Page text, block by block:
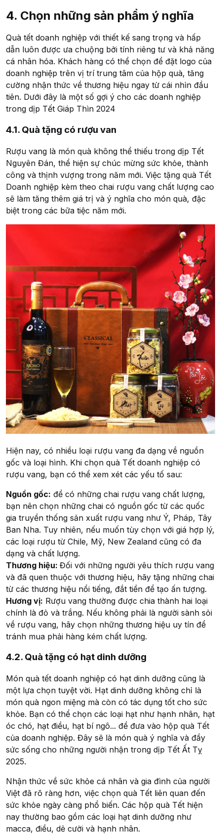
4. Chọn những sản phẩm ý nghĩa
Quà tết doanh nghiệp với thiết kế sang trọng và hấp
dẫn luôn được ưa chuộng bởi tính riêng tư và khả năng
cá nhân hóa. Khách hàng có thể chọn để đặt logo của
doanh nghiệp trên vị trí trung tâm của hộp quà, tăng
cường nhận thức về thương hiệu ngay từ cái nhìn đầu
tiên. Dưới đây là một số gợi ý cho các doanh nghiệp
trong dịp Tết Giáp Thìn 2024
4.1. Quà tặng có rượu van
Rượu vang là món quà không thể thiếu trong dịp Tết
Nguyên Đán, thể hiện sự chúc mừng sức khỏe, thành
công và thịnh vượng trong năm mới. Việc tặng quà Tết
Doanh nghiệp kèm theo chai rượu vang chất lượng cao
sẽ làm tăng thêm giá trị và ý nghĩa cho món quà, đặc
biệt trong các bữa tiệc năm mới.
Hiện nay, có nhiều loại rượu vang đa dạng về nguồn
gốc và loại hình. Khi chọn quà Tết doanh nghiệp có
rượu vang, bạn có thể xem xét các yếu tố sau:
Nguồn gốc: để có những chai rượu vang chất lượng,
bạn nên chọn những chai có nguồn gốc từ các quốc
gia truyền thống sản xuất rượu vang như Ý, Pháp, Tây
Ban Nha. Tuy nhiên, nếu muốn tùy chọn với giá hợp lý,
các loại rượu từ Chile, Mỹ, New Zealand cũng có đa
dạng và chất lượng.
Thương hiệu: Đối với những người yêu thích rượu vang
và đã quen thuộc với thương hiệu, hãy tặng những chai
từ các thương hiệu nổi tiếng, đắt tiền để tạo ấn tượng.
Hương vị: Rượu vang thường được chia thành hai loại
chính là đỏ và trắng. Nếu không phải là người sành sỏi
về rượu vang, hãy chọn những thương hiệu uy tín để
tránh mua phải hàng kém chất lượng.
4.2. Quà tặng có hạt dinh dưỡng
Món quà tết doanh nghiệp có hạt dinh dưỡng cũng là
một lựa chọn tuyệt vời. Hạt dinh dưỡng không chỉ là
món quà ngon miệng mà còn có tác dụng tốt cho sức
khỏe. Bạn có thể chọn các loại hạt như hạnh nhân, hạt
óc chó, hạt điều, hạt bí ngô... để đưa vào hộp quà Tết
của doanh nghiệp. Đây sẽ là món quà ý nghĩa và đầy
sức sống cho những người nhận trong dịp Tết Ất Tỵ
2025.
Nhận thức về sức khỏe cá nhân và gia đình của người
Việt đã rõ ràng hơn, việc chọn quà Tết liên quan đến
sức khỏe ngày càng phổ biến. Các hộp quà Tết hiện
nay thường bao gồm các loại hạt dinh dưỡng như
macca, điều, dẻ cười và hạnh nhân.